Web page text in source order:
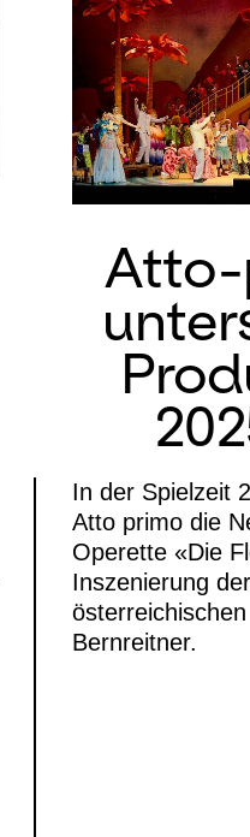
In der Spielzeit
Atto primo die
Operette «Die
Inszenierung
Bernreitner.